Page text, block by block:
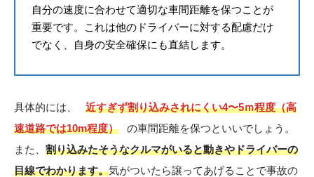
自分の速度に合わせて適切な車間距離を保つことが
重要です。これは他のドライバーに対する配慮だけ
でなく、自身の安全確保にも直結します。
具体的には、
近すぎず割り込みされにくい4〜5ｍ程度（高
速道路では10m程度）
の車間距離を保つといいでしょう。
また、 割り込みたそうなクルマがいると動きやドライバーの
目線でわかります。気がついたら譲ってあげることで事故の